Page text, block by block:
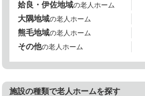
姶良・伊佐地域の老人ホーム
大隅地域の老人ホーム
熊毛地域の老人ホーム
その他の老人ホーム
施設の種類で老人ホームを探す